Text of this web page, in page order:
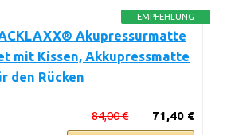
EMPFEHLUNG
Akupressurmatte
mit Kissen, Akkupressmatte
den Rücken
71,40 €
84,00 €